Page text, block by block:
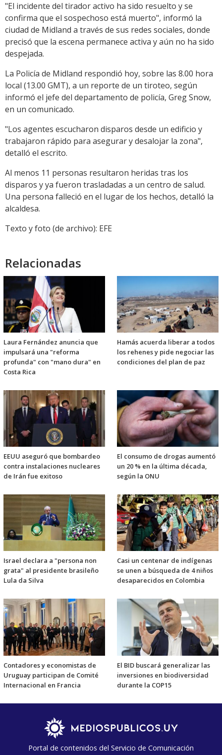
"El incidente del tirador activo ha sido resuelto y se
confirma que el sospechoso está muerto", informó la
ciudad de Midland a través de sus redes sociales, donde
precisó que la escena permanece activa y aún no ha sido
despejada.
La Policía de Midland respondió hoy, sobre las 8.00 hora
local (13.00 GMT), a un reporte de un tiroteo, según
informó el jefe del departamento de policía, Greg Snow,
en un comunicado.
"Los agentes escucharon disparos desde un edificio y
trabajaron rápido para asegurar y desalojar la zona",
detalló el escrito.
Al menos 11 personas resultaron heridas tras los
disparos y ya fueron trasladadas a un centro de salud.
Una persona falleció en el lugar de los hechos, detalló la
alcaldesa.
Texto y foto (de archivo): EFE
Relacionadas
Laura Fernández anuncia que
impulsará una "reforma
profunda" con "mano dura" en
Costa Rica
Hamás acuerda liberar a todos
los rehenes y pide negociar las
condiciones del plan de paz
EEUU aseguró que bombardeo
contra instalaciones nucleares
de Irán fue exitoso
El consumo de drogas aumentó
un 20 % en la última década,
según la ONU
Israel declara a "persona non
grata" al presidente brasileño
Lula da Silva
Casi un centenar de indígenas
se unen a búsqueda de 4 niños
desaparecidos en Colombia
Contadores y economistas de
Uruguay participan de Comité
Internacional en Francia
El BID buscará generalizar las
inversiones en biodiversidad
durante la COP15
Portal de contenidos del Servicio de Comunicación